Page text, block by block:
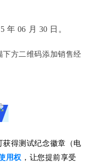
年 06 月 30 日。
方二维码添加销售经
获得测试纪念徽章（电
用权 ，让您提前享受